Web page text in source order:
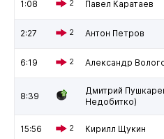
1:08 2 Павел Каратаев
2:27 2 Антон Петров
6:19 2 Александр
8:39
Дмитрий
Недобитко)
15:56 2 Кирилл Щукин